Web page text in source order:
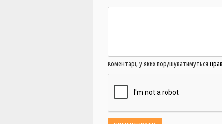
Коментарі, у яких порушуватимуться